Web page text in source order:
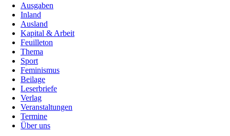
Ausgaben
Inland
Ausland
Kapital & Arbeit
Feuilleton
Thema
Sport
Feminismus
Beilage
Leserbriefe
Verlag
Veranstaltungen
Termine
Über uns